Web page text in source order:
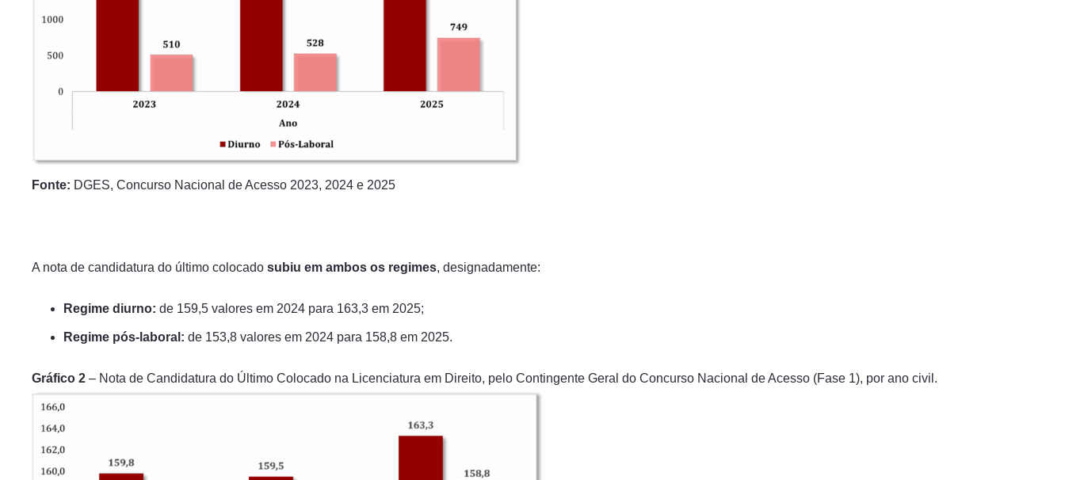
Fonte: DGES, Concurso Nacional de Acesso 2023, 2024 e 2025
A nota de candidatura do último colocado subiu em ambos os regimes, designadamente:
Regime diurno: de 159,5 valores em 2024 para 163,3 em 2025;
Regime pós-laboral: de 153,8 valores em 2024 para 158,8 em 2025.
Gráfico 2 – Nota de Candidatura do Último Colocado na Licenciatura em Direito, pelo Contingente Geral do Concurso Nacional de Acesso (Fase 1), por ano civil.